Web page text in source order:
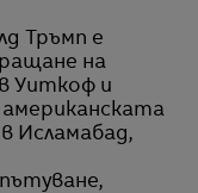
на
Уиткоф и
Исламабад,